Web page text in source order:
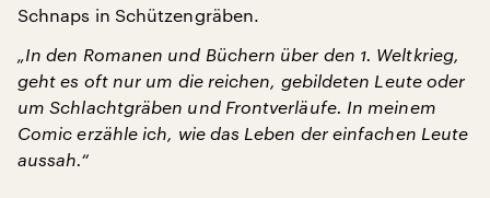
Schnaps in Schützengräben.
„In den Romanen und Büchern über den 1. Weltkrieg,
geht es oft nur um die reichen, gebildeten Leute oder
um Schlachtgräben und Frontverläufe. In meinem
Comic erzähle ich, wie das Leben der einfachen Leute
aussah.“